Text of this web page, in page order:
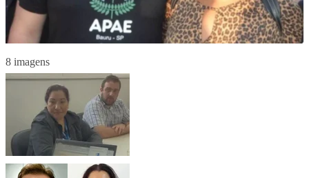
8 imagens